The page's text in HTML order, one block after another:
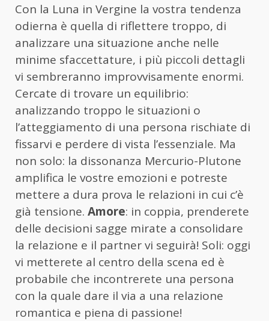
Con la Luna in Vergine la vostra tendenza
odierna è quella di riflettere troppo, di
analizzare una situazione anche nelle
minime sfaccettature, i più piccoli dettagli
vi sembreranno improvvisamente enormi.
Cercate di trovare un equilibrio:
analizzando troppo le situazioni o
l’atteggiamento di una persona rischiate di
fissarvi e perdere di vista l’essenziale. Ma
non solo: la dissonanza Mercurio-Plutone
amplifica le vostre emozioni e potreste
mettere a dura prova le relazioni in cui c’è
già tensione. Amore: in coppia, prenderete
delle decisioni sagge mirate a consolidare
la relazione e il partner vi seguirà! Soli: oggi
vi metterete al centro della scena ed è
probabile che incontrerete una persona
con la quale dare il via a una relazione
romantica e piena di passione!